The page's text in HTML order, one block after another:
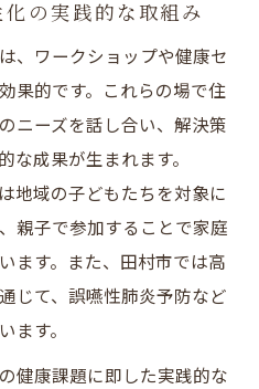
の実践的な取組み
、ワークショップや健康セ
果的です。これらの場で住
ニーズを話し合い、解決策
な成果が生まれます。
地域の子どもたちを対象に
親子で参加することで家庭
ます。また、田村市では高
じて、誤嚥性肺炎予防など
ます。
健康課題に即した実践的な